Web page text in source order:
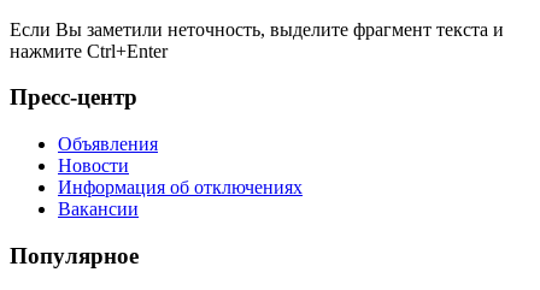
Если Вы заметили неточность, выделите фрагмент текста и
нажмите Ctrl+Enter
Пресс-центр
Объявления
Новости
Информация об отключениях
Вакансии
Популярное